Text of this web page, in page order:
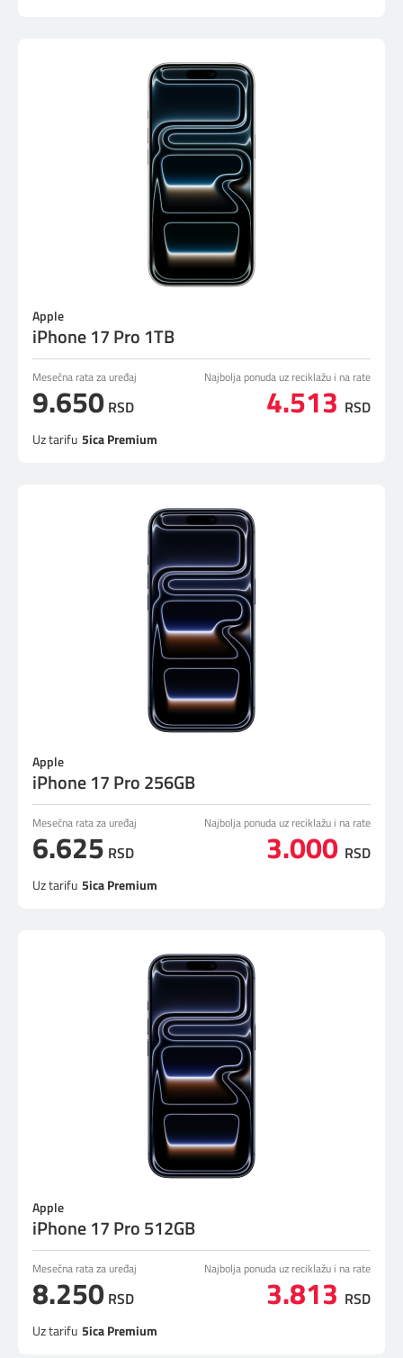
Apple
iPhone 17 Pro 1TB
Mesečna rata za uređaj
9.650 RSD
Najbolja ponuda uz reciklažu i na rate
4.513 RSD
Uz tarifu 5ica Premium
Apple
iPhone 17 Pro 256GB
Mesečna rata za uređaj
6.625 RSD
Najbolja ponuda uz reciklažu i na rate
3.000 RSD
Uz tarifu 5ica Premium
Apple
iPhone 17 Pro 512GB
Mesečna rata za uređaj
8.250 RSD
Najbolja ponuda uz reciklažu i na rate
3.813 RSD
Uz tarifu 5ica Premium